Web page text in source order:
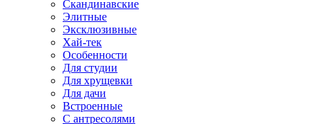
Скандинавские
Элитные
Эксклюзивные
Хай-тек
Особенности
Для студии
Для хрущевки
Для дачи
Встроенные
С антресолями